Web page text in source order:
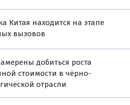
Китая находится на этапе
вызовов
добиться роста
стоимости в чёрно-
отрасли